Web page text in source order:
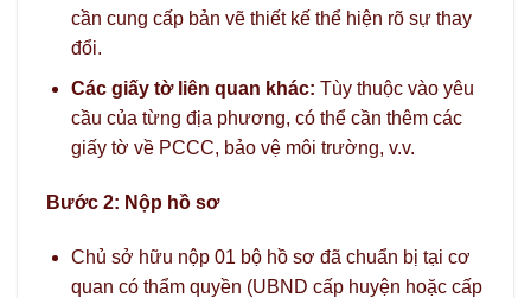
cần cung cấp bản vẽ thiết kế thể hiện rõ sự thay
đổi.
Các giấy tờ liên quan khác: Tùy thuộc vào yêu
cầu của từng địa phương, có thể cần thêm các
giấy tờ về PCCC, bảo vệ môi trường, v.v.
Bước 2: Nộp hồ sơ
Chủ sở hữu nộp 01 bộ hồ sơ đã chuẩn bị tại cơ
quan có thẩm quyền (UBND cấp huyện hoặc cấp